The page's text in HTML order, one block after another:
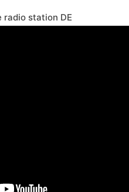
radio station DE